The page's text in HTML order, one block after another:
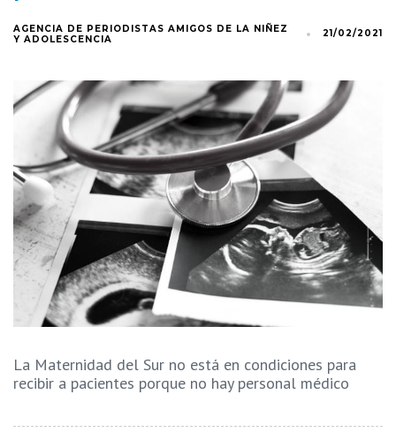
AGENCIA DE PERIODISTAS AMIGOS DE LA NIÑEZ
Y ADOLESCENCIA
21/02/2021
La Maternidad del Sur no está en condiciones para
recibir a pacientes porque no hay personal médico